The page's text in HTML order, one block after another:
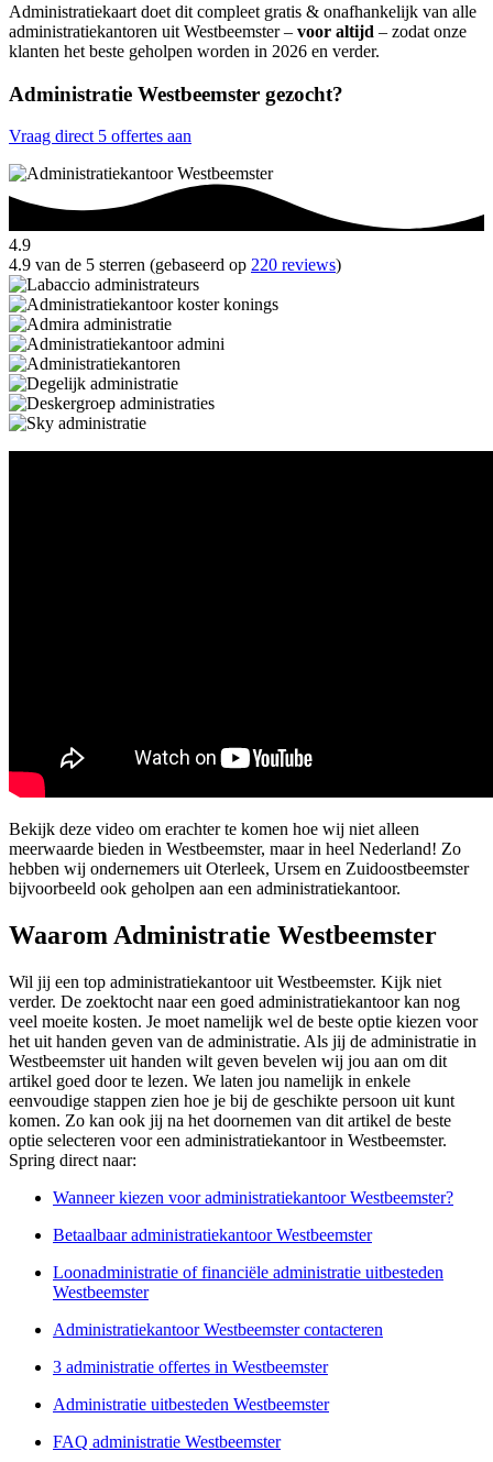
Administratiekaart doet dit compleet gratis & onafhankelijk van alle
administratiekantoren uit Westbeemster – voor altijd – zodat onze
klanten het beste geholpen worden in 2026 en verder.
Administratie Westbeemster gezocht?
Vraag direct 5 offertes aan
4.9
4.9 van de 5 sterren (gebaseerd op 220 reviews)
Bekijk deze video om erachter te komen hoe wij niet alleen
meerwaarde bieden in Westbeemster, maar in heel Nederland! Zo
hebben wij ondernemers uit Oterleek, Ursem en Zuidoostbeemster
bijvoorbeeld ook geholpen aan een administratiekantoor.
Waarom Administratie Westbeemster
Wil jij een top administratiekantoor uit Westbeemster. Kijk niet
verder. De zoektocht naar een goed administratiekantoor kan nog
veel moeite kosten. Je moet namelijk wel de beste optie kiezen voor
het uit handen geven van de administratie. Als jij de administratie in
Westbeemster uit handen wilt geven bevelen wij jou aan om dit
artikel goed door te lezen. We laten jou namelijk in enkele
eenvoudige stappen zien hoe je bij de geschikte persoon uit kunt
komen. Zo kan ook jij na het doornemen van dit artikel de beste
optie selecteren voor een administratiekantoor in Westbeemster.
Spring direct naar:
Wanneer kiezen voor administratiekantoor Westbeemster?
Betaalbaar administratiekantoor Westbeemster
Loonadministratie of financiële administratie uitbesteden
Westbeemster
Administratiekantoor Westbeemster contacteren
3 administratie offertes in Westbeemster
Administratie uitbesteden Westbeemster
FAQ administratie Westbeemster